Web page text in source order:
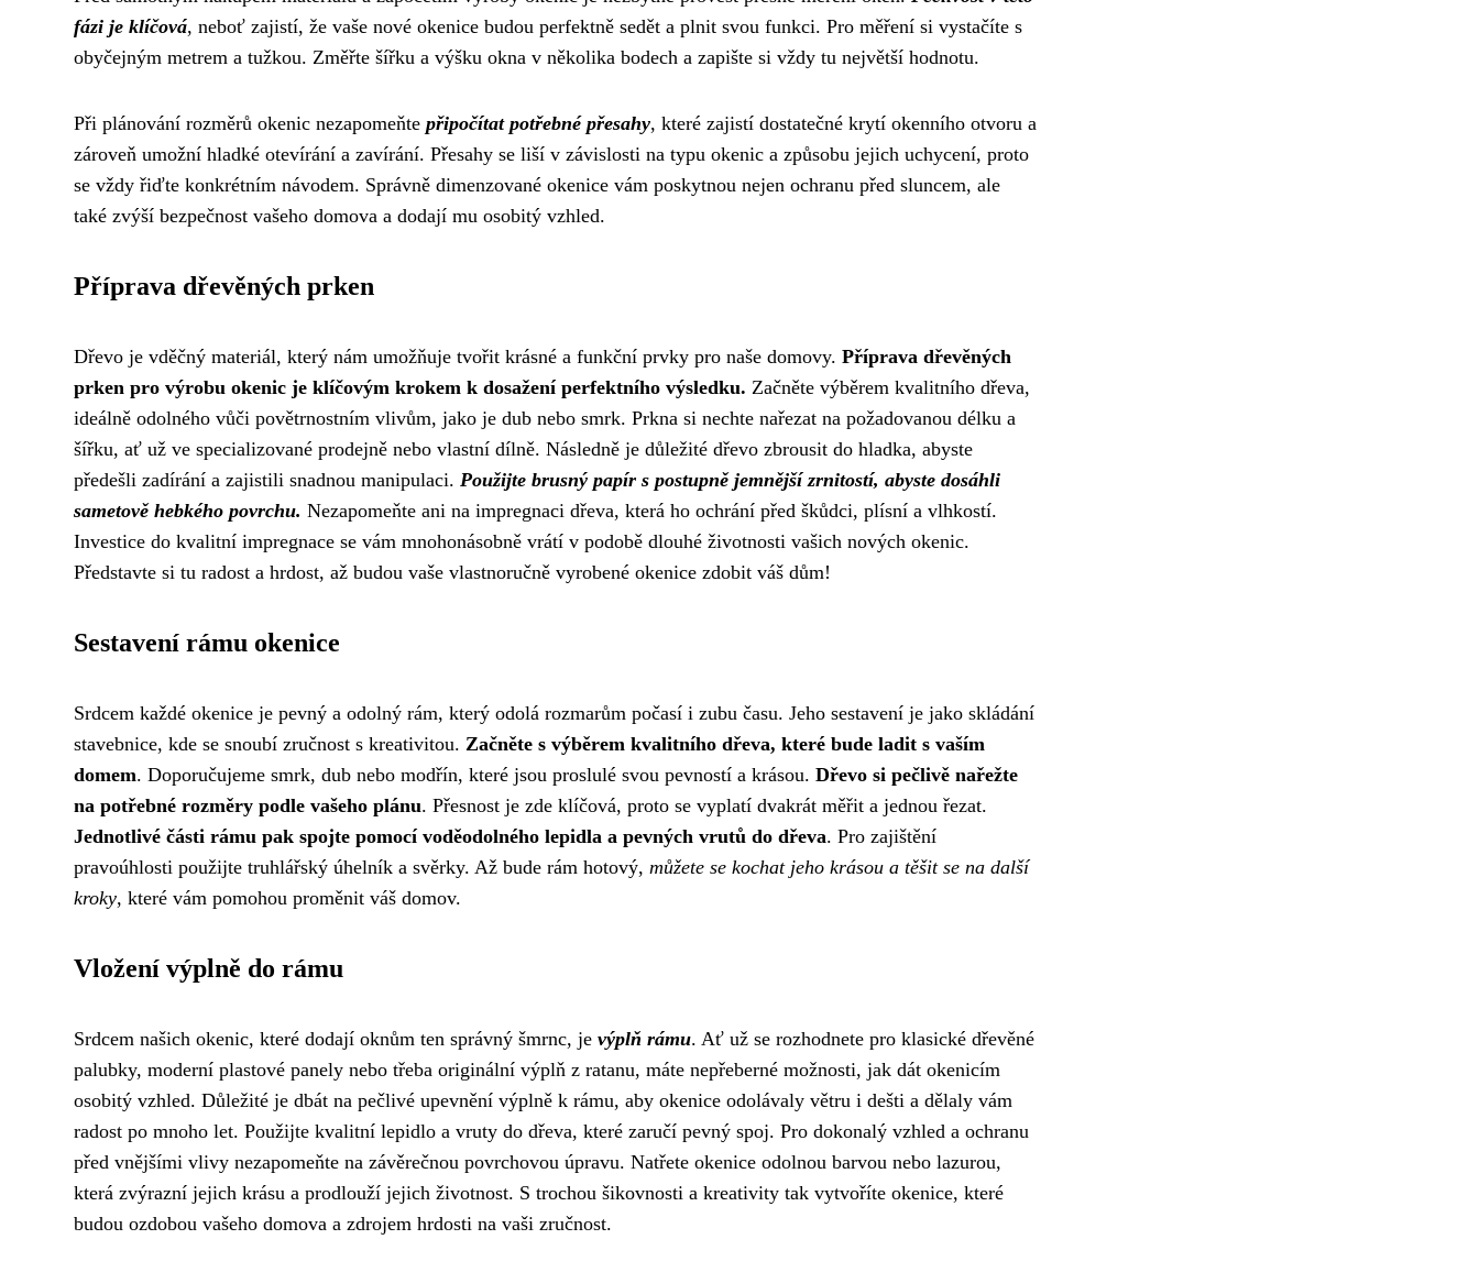
fázi je klíčová, neboť zajistí, že vaše nové okenice budou perfektně sedět a plnit svou funkci. Pro měření si vystačíte s
obyčejným metrem a tužkou. Změřte šířku a výšku okna v několika bodech a zapište si vždy tu největší hodnotu.
Při plánování rozměrů okenic nezapomeňte připočítat potřebné přesahy, které zajistí dostatečné krytí okenního otvoru a
zároveň umožní hladké otevírání a zavírání. Přesahy se liší v závislosti na typu okenic a způsobu jejich uchycení, proto
se vždy řiďte konkrétním návodem. Správně dimenzované okenice vám poskytnou nejen ochranu před sluncem, ale
také zvýší bezpečnost vašeho domova a dodají mu osobitý vzhled.
Příprava dřevěných prken
Dřevo je vděčný materiál, který nám umožňuje tvořit krásné a funkční prvky pro naše domovy. Příprava dřevěných
prken pro výrobu okenic je klíčovým krokem k dosažení perfektního výsledku. Začněte výběrem kvalitního dřeva,
ideálně odolného vůči povětrnostním vlivům, jako je dub nebo smrk. Prkna si nechte nařezat na požadovanou délku a
šířku, ať už ve specializované prodejně nebo vlastní dílně. Následně je důležité dřevo zbrousit do hladka, abyste
předešli zadírání a zajistili snadnou manipulaci. Použijte brusný papír s postupně jemnější zrnitostí, abyste dosáhli
sametově hebkého povrchu. Nezapomeňte ani na impregnaci dřeva, která ho ochrání před škůdci, plísní a vlhkostí.
Investice do kvalitní impregnace se vám mnohonásobně vrátí v podobě dlouhé životnosti vašich nových okenic.
Představte si tu radost a hrdost, až budou vaše vlastnoručně vyrobené okenice zdobit váš dům!
Sestavení rámu okenice
Srdcem každé okenice je pevný a odolný rám, který odolá rozmarům počasí i zubu času. Jeho sestavení je jako skládání
stavebnice, kde se snoubí zručnost s kreativitou. Začněte s výběrem kvalitního dřeva, které bude ladit s vaším
domem. Doporučujeme smrk, dub nebo modřín, které jsou proslulé svou pevností a krásou. Dřevo si pečlivě nařežte
na potřebné rozměry podle vašeho plánu. Přesnost je zde klíčová, proto se vyplatí dvakrát měřit a jednou řezat.
Jednotlivé části rámu pak spojte pomocí voděodolného lepidla a pevných vrutů do dřeva. Pro zajištění
pravoúhlosti použijte truhlářský úhelník a svěrky. Až bude rám hotový, můžete se kochat jeho krásou a těšit se na další
kroky, které vám pomohou proměnit váš domov.
Vložení výplně do rámu
Srdcem našich okenic, které dodají oknům ten správný šmrnc, je výplň rámu. Ať už se rozhodnete pro klasické dřevěné
palubky, moderní plastové panely nebo třeba originální výplň z ratanu, máte nepřeberné možnosti, jak dát okenicím
osobitý vzhled. Důležité je dbát na pečlivé upevnění výplně k rámu, aby okenice odolávaly větru i dešti a dělaly vám
radost po mnoho let. Použijte kvalitní lepidlo a vruty do dřeva, které zaručí pevný spoj. Pro dokonalý vzhled a ochranu
před vnějšími vlivy nezapomeňte na závěrečnou povrchovou úpravu. Natřete okenice odolnou barvou nebo lazurou,
která zvýrazní jejich krásu a prodlouží jejich životnost. S trochou šikovnosti a kreativity tak vytvoříte okenice, které
budou ozdobou vašeho domova a zdrojem hrdosti na vaši zručnost.